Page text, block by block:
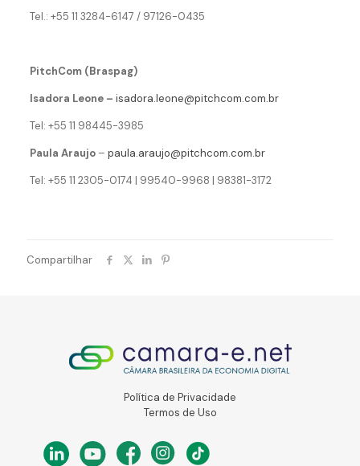
Tel.: +55 11 3284-6147 / 97126-0435
PitchCom (Braspag)
Isadora Leone – isadora.leone@pitchcom.com.br
Tel: +55 11 98445-3985
Paula Araujo– paula.araujo@pitchcom.com.br
Tel: +55 11 2305-0174 | 99540-9968 | 98381-3172
Compartilhar
Política de Privacidade
Termos de Uso